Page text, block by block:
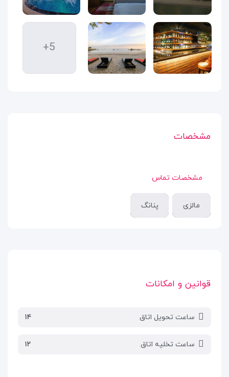
+5
مشخصات
مشخصات تماس
مالزی پنانگ
قوانین و امکانات
ساعت تحویل اتاق ۱۴
ساعت تخلیه اتاق ۱۲